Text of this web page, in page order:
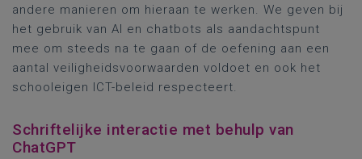
andere manieren om hieraan te werken. We geven bij
het gebruik van AI en chatbots als aandachtspunt
mee om steeds na te gaan of de oefening aan een
aantal veiligheidsvoorwaarden voldoet en ook het
schooleigen ICT-beleid respecteert.
Schriftelijke interactie met behulp van
ChatGPT